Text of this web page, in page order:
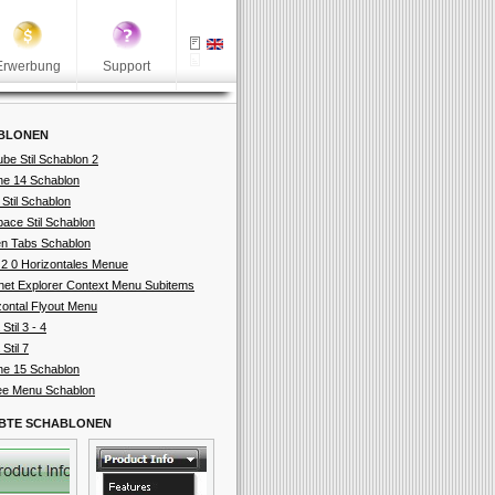
Support
Stil Schablon 2
14 Schablon
Schablon
Stil Schablon
Tabs Schablon
0 Horizontales Menue
Explorer Context Menu Subitems
Flyout Menu
Stil 3 - 4
Stil 7
15 Schablon
Menu Schablon
SCHABLONEN